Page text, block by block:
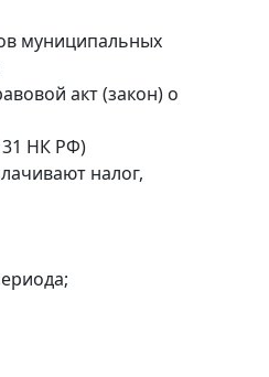
муниципальных
акт (закон) о
31 НК РФ)
налог,